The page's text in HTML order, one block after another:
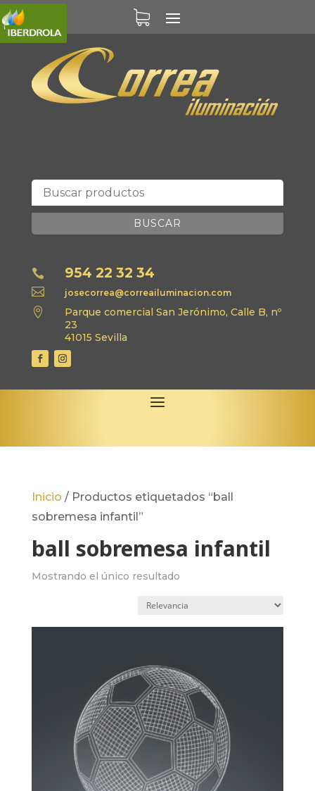
BUSCAR
 954 22 32 34
 josecorrea@correailuminacion.com

Parque comercial San Jerónimo, Calle B, nº
23
41015 Sevilla
Inicio / Productos etiquetados “ball
sobremesa infantil”
ball sobremesa infantil
Mostrando el único resultado